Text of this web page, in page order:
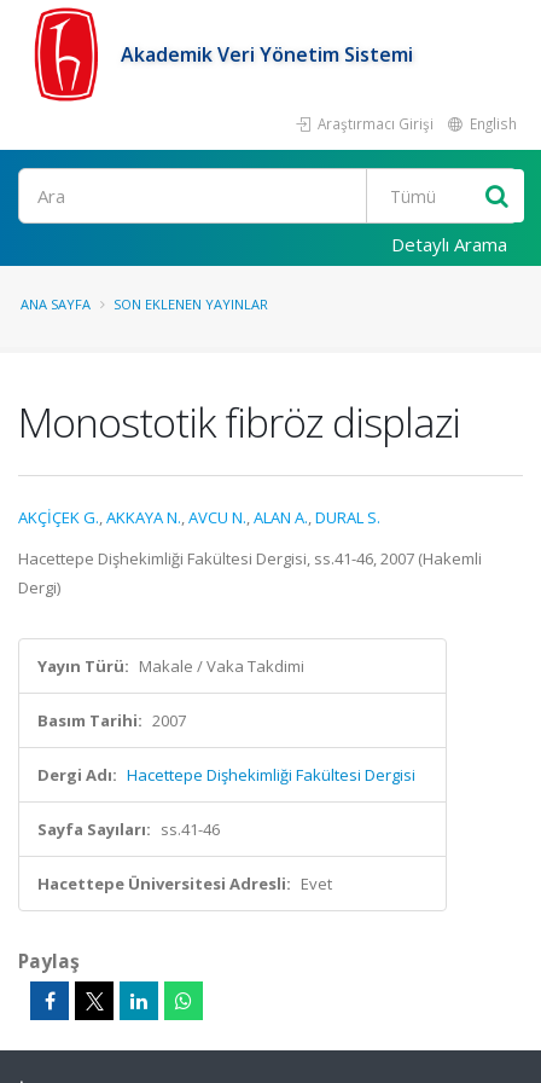
Akademik Veri Yönetim Sistemi
Araştırmacı Girişi English
Ara
Detaylı Arama
ANA SAYFA SON EKLENEN YAYINLAR
Monostotik fibröz displazi
AKÇİÇEK G.,AKKAYA N.,AVCU N.,ALAN A.,DURAL S.
Hacettepe Dişhekimliği Fakültesi Dergisi, ss.41-46, 2007 (Hakemli
Dergi)
Yayın Türü: Makale / Vaka Takdimi
Basım Tarihi: 2007
Dergi Adı: Hacettepe Dişhekimliği Fakültesi Dergisi
Sayfa Sayıları: ss.41-46
Hacettepe Üniversitesi Adresli: Evet
Paylaş